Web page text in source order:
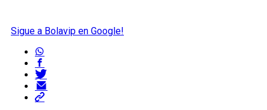
Sigue a Bolavip en Google!